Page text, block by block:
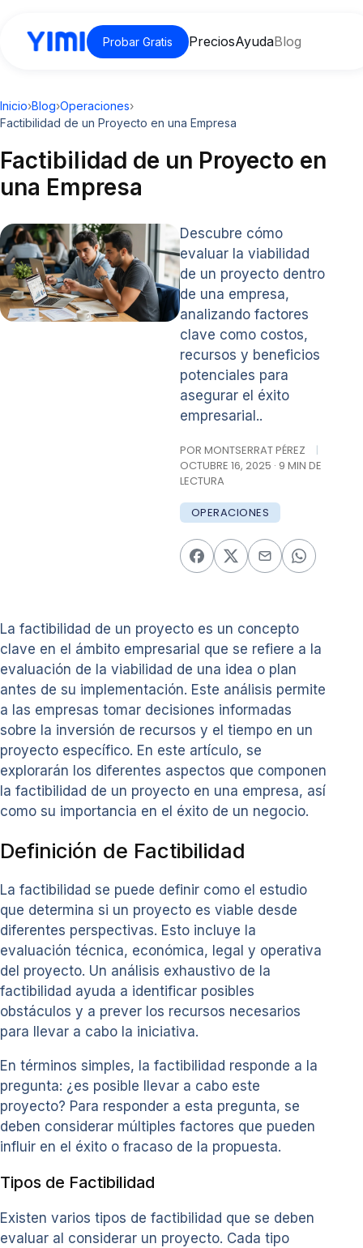
Probar Gratis PreciosAyudaBlog
Inicio›Blog›Operaciones›
Factibilidad de un Proyecto en una Empresa
Factibilidad de un Proyecto en
una Empresa
Descubre cómo
evaluar la viabilidad
de un proyecto dentro
de una empresa,
analizando factores
clave como costos,
recursos y beneficios
potenciales para
asegurar el éxito
empresarial..
POR MONTSERRAT PÉREZ
|
OCTUBRE 16, 2025 · 9 MIN DE
LECTURA
OPERACIONES
La factibilidad de un proyecto es un concepto
clave en el ámbito empresarial que se refiere a la
evaluación de la viabilidad de una idea o plan
antes de su implementación. Este análisis permite
a las empresas tomar decisiones informadas
sobre la inversión de recursos y el tiempo en un
proyecto específico. En este artículo, se
explorarán los diferentes aspectos que componen
la factibilidad de un proyecto en una empresa, así
como su importancia en el éxito de un negocio.
Definición de Factibilidad
La factibilidad se puede definir como el estudio
que determina si un proyecto es viable desde
diferentes perspectivas. Esto incluye la
evaluación técnica, económica, legal y operativa
del proyecto. Un análisis exhaustivo de la
factibilidad ayuda a identificar posibles
obstáculos y a prever los recursos necesarios
para llevar a cabo la iniciativa.
En términos simples, la factibilidad responde a la
pregunta: ¿es posible llevar a cabo este
proyecto? Para responder a esta pregunta, se
deben considerar múltiples factores que pueden
influir en el éxito o fracaso de la propuesta.
Tipos de Factibilidad
Existen varios tipos de factibilidad que se deben
evaluar al considerar un proyecto. Cada tipo